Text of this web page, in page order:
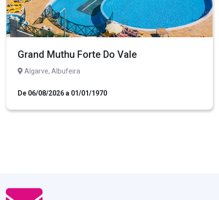
Grand Muthu Forte Do Vale
Algarve, Albufeira
De 06/08/2026 a 01/01/1970